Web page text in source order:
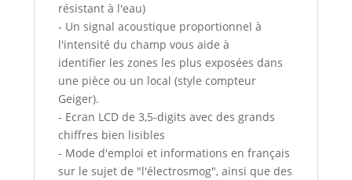
résistant à l'eau)
- Un signal acoustique proportionnel à
l'intensité du champ vous aide à
identifier les zones les plus exposées dans
une pièce ou un local (style compteur
Geiger).
- Ecran LCD de 3,5-digits avec des grands
chiffres bien lisibles
- Mode d'emploi et informations en français
sur le sujet de "l'électrosmog", ainsi que des